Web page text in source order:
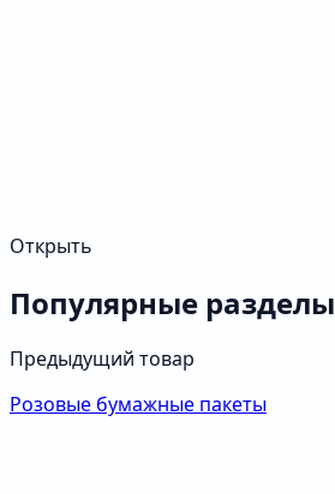
Открыть
Популярные разделы
Предыдущий товар
Розовые бумажные пакеты